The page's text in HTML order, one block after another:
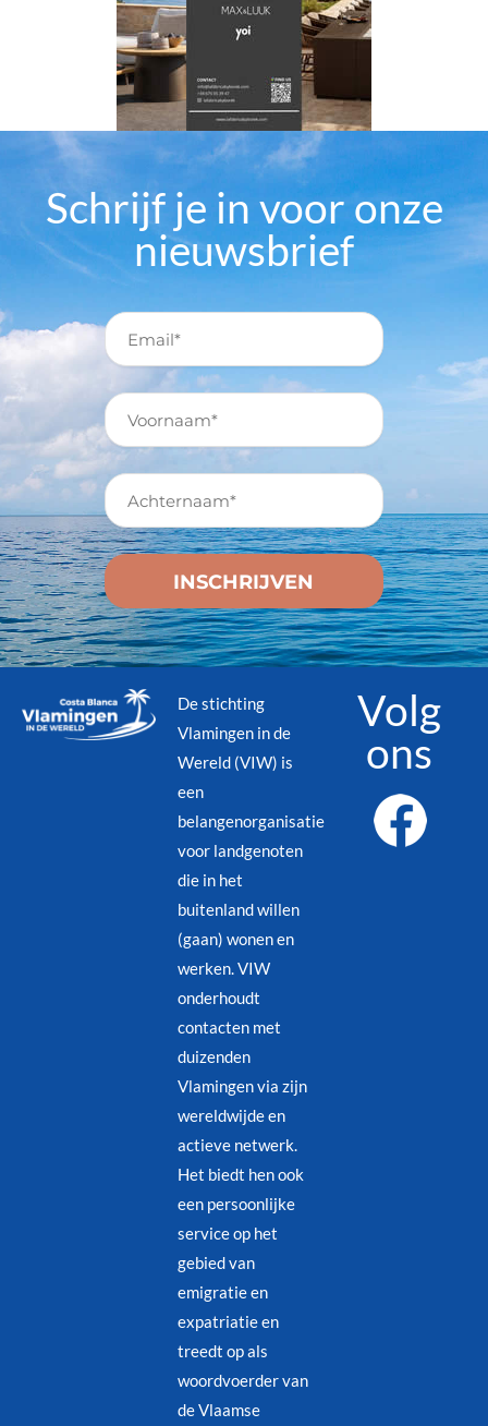
Schrijf je in voor onze
nieuwsbrief
De stichting
Vlamingen in de
Wereld (VIW) is
een
belangenorganisatie
voor landgenoten
die in het
buitenland willen
(gaan) wonen en
werken. VIW
onderhoudt
contacten met
duizenden
Vlamingen via zijn
wereldwijde en
actieve netwerk.
Het biedt hen ook
een persoonlijke
service op het
gebied van
emigratie en
expatriatie en
treedt op als
woordvoerder van
de Vlaamse
Volg
ons